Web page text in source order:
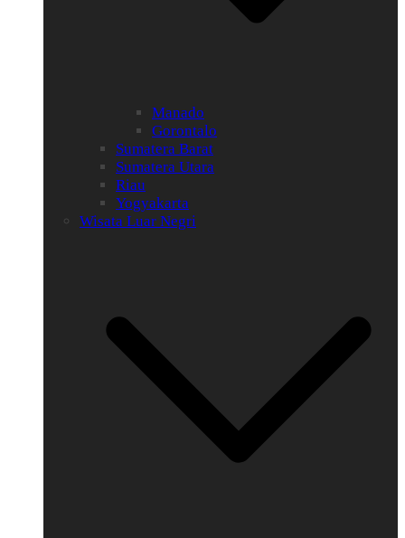
Manado
Gorontalo
Sumatera Barat
Sumatera Utara
Riau
Yogyakarta
Wisata Luar Negri